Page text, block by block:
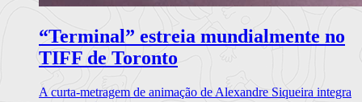
“Terminal” estreia mundialmente no
TIFF de Toronto
A curta-metragem de animação de Alexandre Siqueira integra